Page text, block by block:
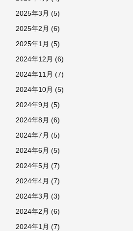
2025年3月 (5)
2025年2月 (6)
2025年1月 (5)
2024年12月 (6)
2024年11月 (7)
2024年10月 (5)
2024年9月 (5)
2024年8月 (6)
2024年7月 (5)
2024年6月 (5)
2024年5月 (7)
2024年4月 (7)
2024年3月 (3)
2024年2月 (6)
2024年1月 (7)